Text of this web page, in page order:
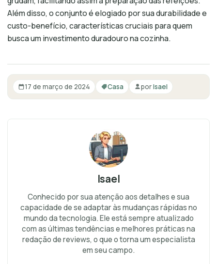
Além disso, o conjunto é elogiado por sua durabilidade e
custo-benefício, características cruciais para quem
busca um investimento duradouro na cozinha.
17 de março de 2024 Casa porIsael
Isael
Conhecido por sua atenção aos detalhes e sua
capacidade de se adaptar às mudanças rápidas no
mundo da tecnologia. Ele está sempre atualizado
com as últimas tendências e melhores práticas na
redação de reviews, o que o torna um especialista
em seu campo.